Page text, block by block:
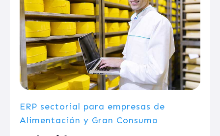
ERP sectorial para empresas de
Alimentación y Gran Consumo